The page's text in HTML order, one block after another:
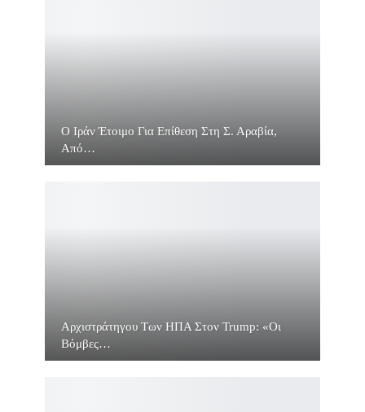
O Ιράν Έτοιμο Για Επίθεση Στη Σ. Αραβία,
Από…
Αρχιστράτηγου Των ΗΠΑ Στον Trump: «Οι
Βόμβες…